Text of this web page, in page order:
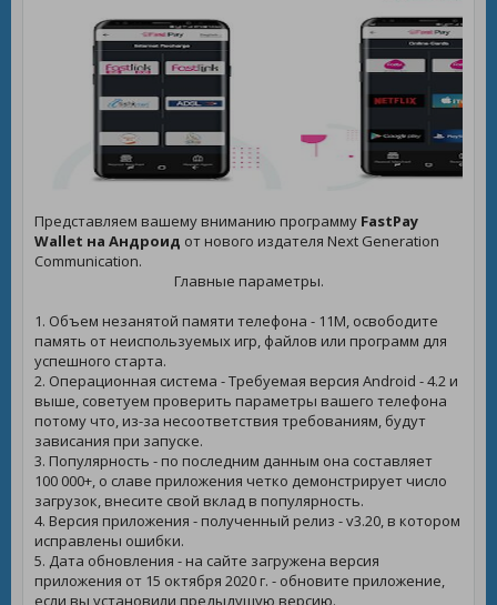
Представляем вашему вниманию программу FastPay
Wallet на Андроид от нового издателя Next Generation
Communication.
Главные параметры.
1. Объем незанятой памяти телефона - 11M, освободите
память от неиспользуемых игр, файлов или программ для
успешного старта.
2. Операционная система - Требуемая версия Android - 4.2 и
выше, советуем проверить параметры вашего телефона
потому что, из-за несоответствия требованиям, будут
зависания при запуске.
3. Популярность - по последним данным она составляет
100 000+, о славе приложения четко демонстрирует число
загрузок, внесите свой вклад в популярность.
4. Версия приложения - полученный релиз - v3.20, в котором
исправлены ошибки.
5. Дата обновления - на сайте загружена версия
приложения от 15 октября 2020 г. - обновите приложение,
если вы установили предыдущую версию.